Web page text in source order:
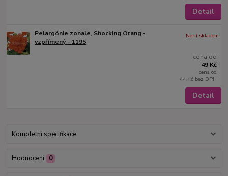
Detail
Pelargónie zonale, Shocking Orang.-
vzpřímený - 1195
cena od
49 Kč
cena od
44 Kč bez DPH
Není skladem
Detail
Kompletní specifikace
Hodnocení 0